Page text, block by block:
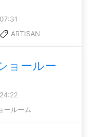
ARTISAN
ョールー
ールーム